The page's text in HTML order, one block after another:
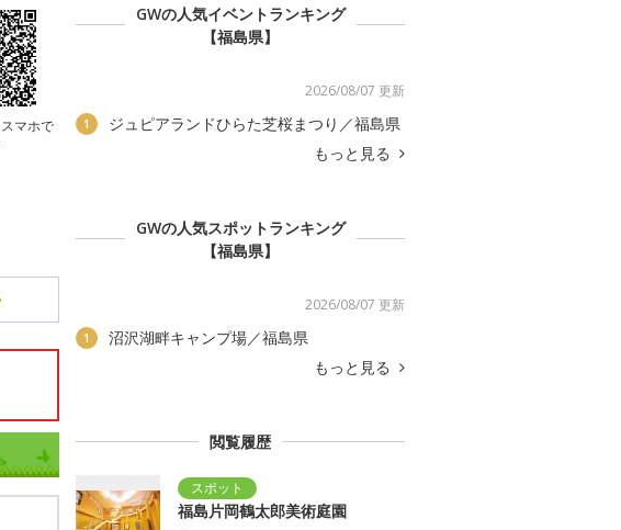
マホで
GWの人気イベントランキング
【福島県】
2026/08/07 更新
1
ジュピアランドひらた芝桜まつり／福島県
もっと見る
GWの人気スポットランキング
【福島県】
2026/08/07 更新
1
沼沢湖畔キャンプ場／福島県
もっと見る
閲覧履歴
福島片岡鶴太郎美術庭園